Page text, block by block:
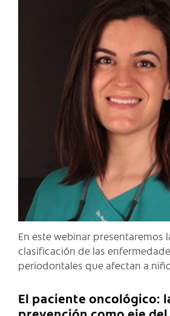
En este webinar presentaremos
clasificación de las
periodontales que afectan a
El paciente oncológico: